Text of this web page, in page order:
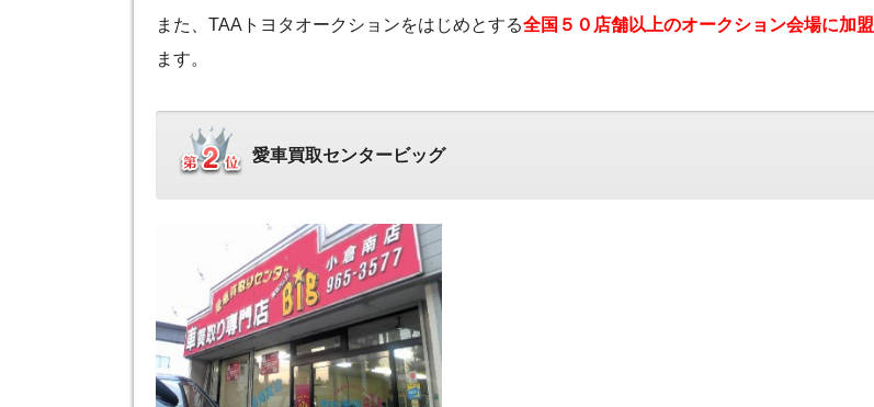
また、TAAトヨタオークションをはじめとする全国５０店舗以上のオークション会場に加盟
ます。
愛車買取センタービッグ